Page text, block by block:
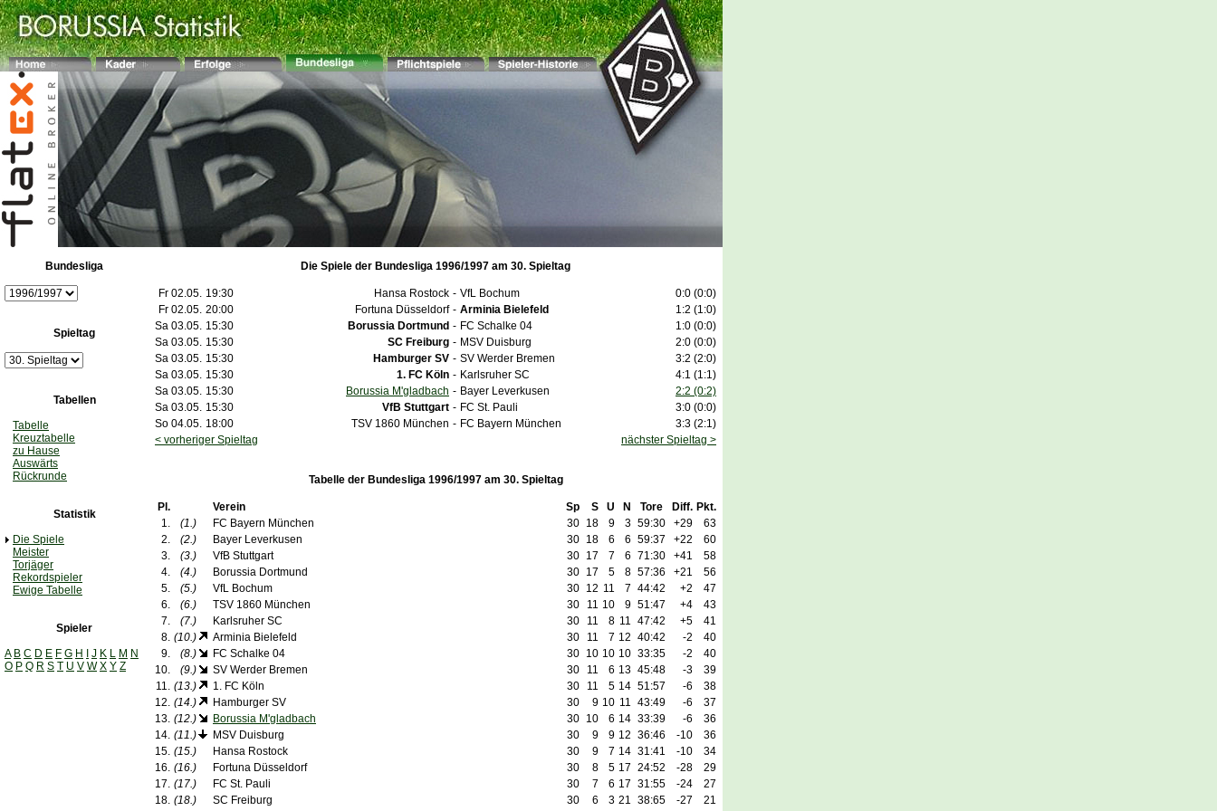
Bundesliga
Spieltag
Tabellen
Tabelle
Kreuztabelle
zu Hause
Auswärts
Rückrunde
Statistik
Die Spiele
Meister
Torjäger
Rekordspieler
Ewige Tabelle
Spieler
A B C D E F G H J K L M N
O P Q R S T U V W X Y Z
Die Spiele der Bundesliga 1996/1997 am 30. Spieltag
Fr 02.05. 19:30 Hansa Rostock - VfL Bochum
0:0 (0:0)
Fr 02.05. 20:00 Fortuna Düsseldorf - Arminia Bielefeld
1:2 (1:0)
Sa 03.05. 15:30 Borussia Dortmund - FC Schalke 04
1:0 (0:0)
Sa 03.05. 15:30 SC Freiburg - MSV Duisburg
2:0 (0:0)
Sa 03.05. 15:30 Hamburger SV - SV Werder Bremen
3:2 (2:0)
Sa 03.05. 15:30 1. FC Köln - Karlsruher SC
4:1 (1:1)
Sa 03.05. 15:30 Borussia M'gladbach - Bayer Leverkusen
2:2 (0:2)
Sa 03.05. 15:30 VfB Stuttgart - FC St. Pauli
3:0 (0:0)
So 04.05. 18:00 TSV 1860 München - FC Bayern München
3:3 (2:1)
< vorheriger Spieltag
nächster Spieltag >
Tabelle der Bundesliga 1996/1997 am 30. Spieltag
Pl. Verein Sp S U N Tore Diff. Pkt.
1.
(1.) FC Bayern München 30 18 9 3 59:30 +29
63
2.
(2.) Bayer Leverkusen 30 18 6 6 59:37 +22
60
3.
(3.) VfB Stuttgart 30 17 7 6 71:30 +41
58
4.
(4.) Borussia Dortmund 30 17 5 8 57:36 +21
56
5.
(5.) VfL Bochum 30 12 11 7 44:42 +2
47
6.
(6.) TSV 1860 München 30 11 10 9 51:47 +4
43
7.
(7.) Karlsruher SC 30 11 8 11 47:42 +5
41
8. (10.) Arminia Bielefeld 30 11 7 12 40:42 -2
40
9.
(8.) FC Schalke 04 30 10 10 10 33:35 -2
40
10.
(9.) SV Werder Bremen 30 11 6 13 45:48 -3
39
11. (13.) 1. FC Köln 30 11 5 14 51:57 -6
38
12. (14.) Hamburger SV 30 9 10 11 43:49 -6
37
13. (12.) Borussia M'gladbach 30 10 6 14 33:39 -6
36
14. (11.) MSV Duisburg 30 9 9 12 36:46 -10
36
15. (15.) Hansa Rostock 30 9 7 14 31:41 -10
34
16. (16.) Fortuna Düsseldorf 30 8 5 17 24:52 -28
29
17. (17.) FC St. Pauli 30 7 6 17 31:55 -24
27
18. (18.) SC Freiburg 30 6 3 21 38:65 -27
21